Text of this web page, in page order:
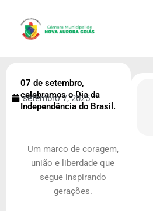
07 de setembro,
celebramos o Dia da
Independência do Brasil.
setembro 7, 2025
Um marco de coragem,
união e liberdade que
segue inspirando
gerações.